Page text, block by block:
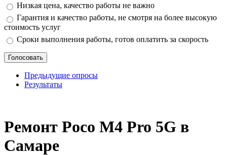
Низкая цена, качество работы не важно
Гарантия и качество работы, не смотря на более высокую
стоимость услуг
Сроки выполнения работы, готов оплатить за скорость
Предыдущие опросы
Результаты
Ремонт Poco M4 Pro 5G в
Самаре